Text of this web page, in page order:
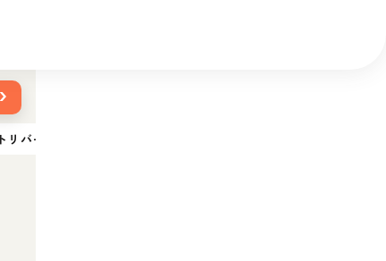
›
リバーの特徴・性格は？寿命や体重、里親からの迎え方など